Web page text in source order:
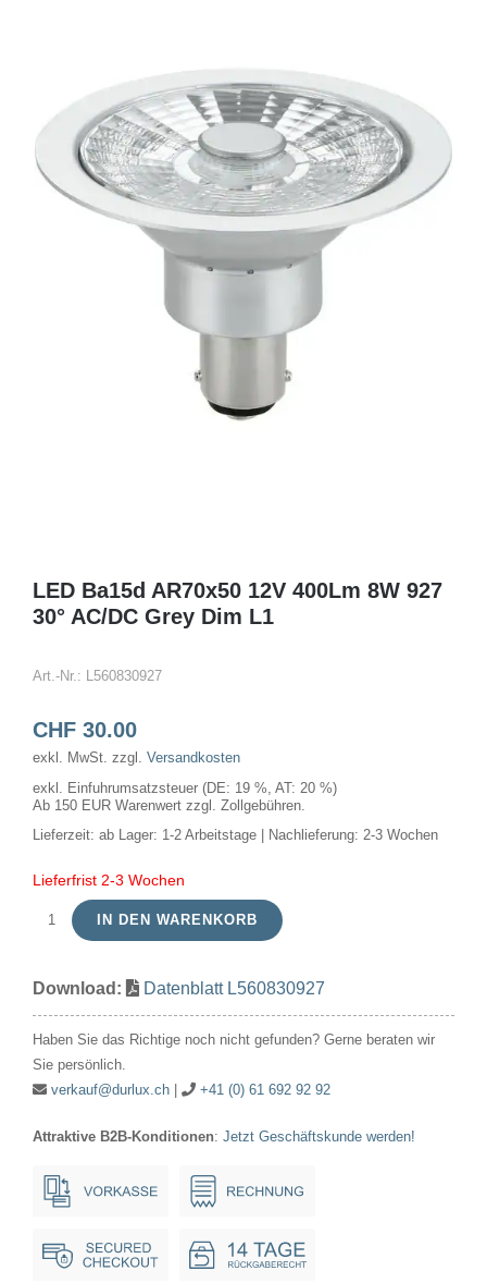
LED Ba15d AR70x50 12V 400Lm 8W 927
30° AC/DC Grey Dim L1
Art.-Nr.: L560830927
CHF30.00
exkl. MwSt. zzgl. Versandkosten
exkl. Einfuhrumsatzsteuer (DE: 19 %, AT: 20 %)
Ab 150 EUR Warenwert zzgl. Zollgebühren.
Lieferzeit: ab Lager: 1-2 Arbeitstage | Nachlieferung: 2-3 Wochen
Lieferfrist 2-3 Wochen
LED
AR70x50
400Lm
8W
30°
AC/DC
Grey
L1
IN DEN WARENKORB
Download: Datenblatt L560830927
Haben Sie das Richtige noch nicht gefunden? Gerne beraten wir
Sie persönlich.
verkauf@durlux.ch| +41 (0) 61 692 92 92
Attraktive B2B-Konditionen: Jetzt Geschäftskunde werden!